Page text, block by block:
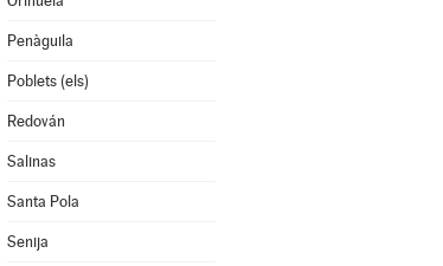
Penàguila
Poblets (els)
Redován
Salinas
Santa Pola
Senija